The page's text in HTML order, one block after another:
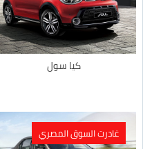
كيا سول
غادرت السوق المصري